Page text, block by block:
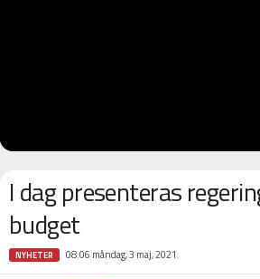
I dag presenteras
budget
NYHETER 08:06 måndag, 3 maj, 2021